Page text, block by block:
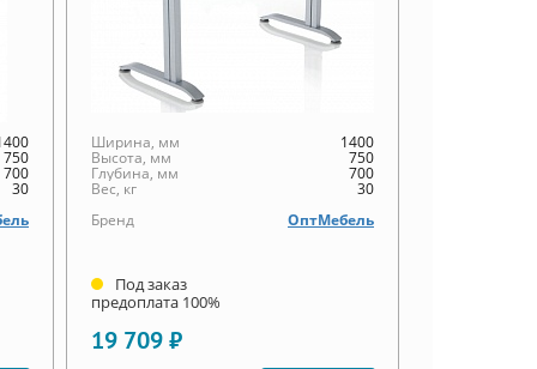
750
700
30
Ширина, мм 1400
Высота, мм 750
Глубина, мм 700
Вес, кг
30
Бренд
ОптМебель
Под заказ
предоплата 100%
19 709 ₽